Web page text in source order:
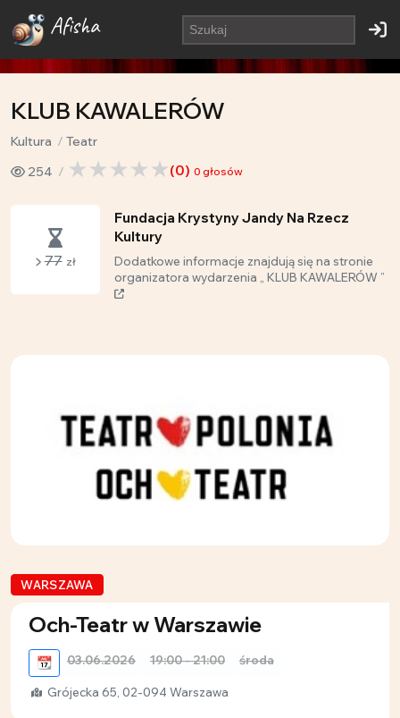
Afisha
KLUB KAWALERÓW
Kultura
Teatr
254
(0) 0 głosów
77 zł
Fundacja Krystyny Jandy Na Rzecz
Kultury
Dodatkowe informacje znajdują się na stronie
organizatora wydarzenia „ KLUB KAWALERÓW ”
WARSZAWA
Och-Teatr w Warszawie
📆 03.06.2026 19:00 - 21:00 środa
Grójecka 65, 02-094 Warszawa